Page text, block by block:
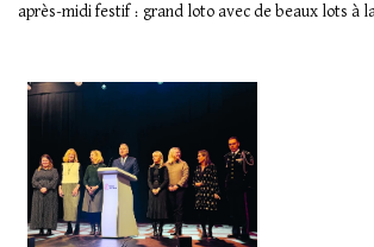
après-midi festif : grand loto avec de beaux lots à